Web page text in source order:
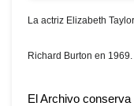
La actriz Elizabeth Taylor
Richard Burton en 1969.
El Archivo